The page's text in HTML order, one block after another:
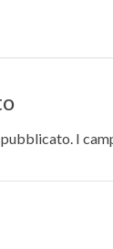
pubblicato. I